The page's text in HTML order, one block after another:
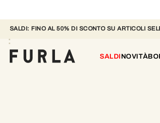
SALDI: FINO AL 50% DI SCONTO SU ARTICOLI
SALDI NOVITÀ